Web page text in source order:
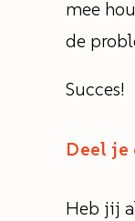
mee
de
Succes!
Deel je
Heb jij